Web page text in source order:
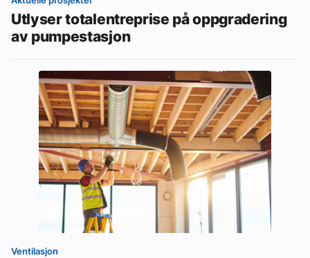
Utlyser totalentreprise på oppgradering
av pumpestasjon
Ventilasjon